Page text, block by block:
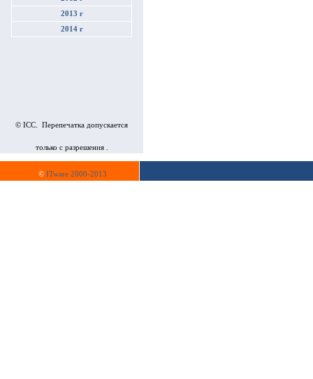
2013 г
2014 г
© ICC. Перепечатка допускается
только с разрешения .
© ITware 2000-2013